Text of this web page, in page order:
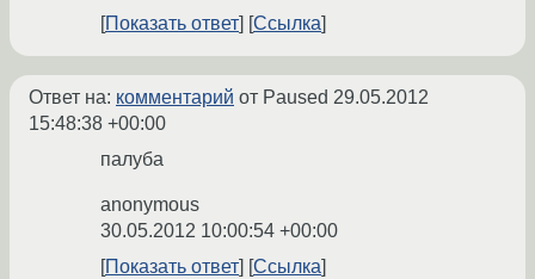
Показать ответ
Ссылка
Ответ на: комментарий от Paused 29.05.2012
15:48:38 +00:00
палуба
anonymous
30.05.2012 10:00:54 +00:00
Показать ответ
Ссылка